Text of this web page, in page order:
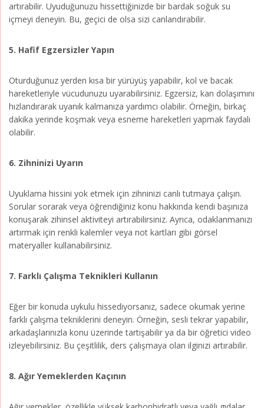
artırabilir. Uyuduğunuzu hissettiğinizde bir bardak soğuk su
içmeyi deneyin. Bu, geçici de olsa sizi canlandırabilir.
5. Hafif Egzersizler Yapın
Oturduğunuz yerden kısa bir yürüyüş yapabilir, kol ve bacak
hareketleriyle vücudunuzu uyarabilirsiniz. Egzersiz, kan dolaşımını
hızlandırarak uyanık kalmanıza yardımcı olabilir. Örneğin, birkaç
dakika yerinde koşmak veya esneme hareketleri yapmak faydalı
olabilir.
6. Zihninizi Uyarın
Uyuklama hissini yok etmek için zihninizi canlı tutmaya çalışın.
Sorular sorarak veya öğrendiğiniz konu hakkında kendi başınıza
konuşarak zihinsel aktiviteyi artırabilirsiniz. Ayrıca, odaklanmanızı
artırmak için renkli kalemler veya not kartları gibi görsel
materyaller kullanabilirsiniz.
7. Farklı Çalışma Teknikleri Kullanın
Eğer bir konuda uykulu hissediyorsanız, sadece okumak yerine
farklı çalışma tekniklerini deneyin. Örneğin, sesli tekrar yapabilir,
arkadaşlarınızla konu üzerinde tartışabilir ya da bir öğretici video
izleyebilirsiniz. Bu çeşitlilik, ders çalışmaya olan ilginizi artırabilir.
8. Ağır Yemeklerden Kaçının